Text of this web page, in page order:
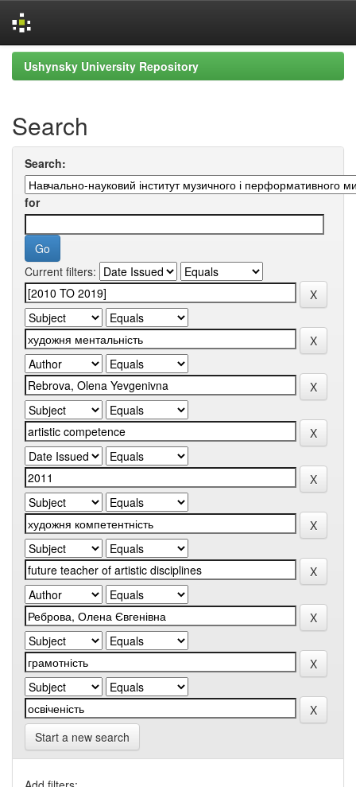
Skip
navigation
Ushynsky University Repository
Search
Search:
for
Current filters:
Start a new search